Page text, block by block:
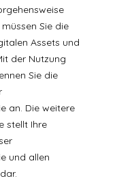
Sie die
Assets und
der Nutzung
Sie die
an. Die weitere
stellt Ihre
und allen